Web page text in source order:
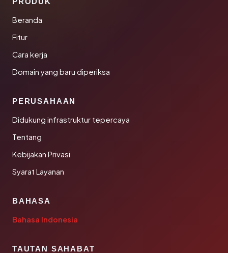
Beranda
Fitur
Cara kerja
Domain yang baru diperiksa
PERUSAHAAN
Didukung infrastruktur tepercaya
Tentang
Kebijakan Privasi
Syarat Layanan
BAHASA
Bahasa Indonesia
TAUTAN SAHABAT